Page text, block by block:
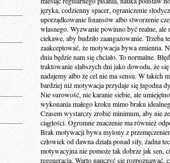
języka, codzienny spacer, ograniczenie
uporządkowanie finansów albo stworzenie
własnego. Wyzwanie powinno być realne, ale
ciekawe, aby budziło zaangażowanie. Trzeba
zaakceptować, że motywacja bywa zmienna.
dnia będzie nam się chciało. To normalne.
traktowanie słabszych dni jako dowodu, że
nadajemy albo że cel nie ma sensu. W takich
bardziej niż motywacja przydaje się łagodna
Nie surowość, nie karanie siebie, ale
wykonania małego kroku mimo braku
Czasem wystarczy zrobić minimum, aby nie
ciągłości. Ogromne znaczenie ma również
Brak motywacji bywa mylony z
człowiek od dawna działa ponad siły, żadna
motywacyjna nie pomoże tak dobrze jak sen,
regeneracja. Warto nauczyć się rozpoznawać,